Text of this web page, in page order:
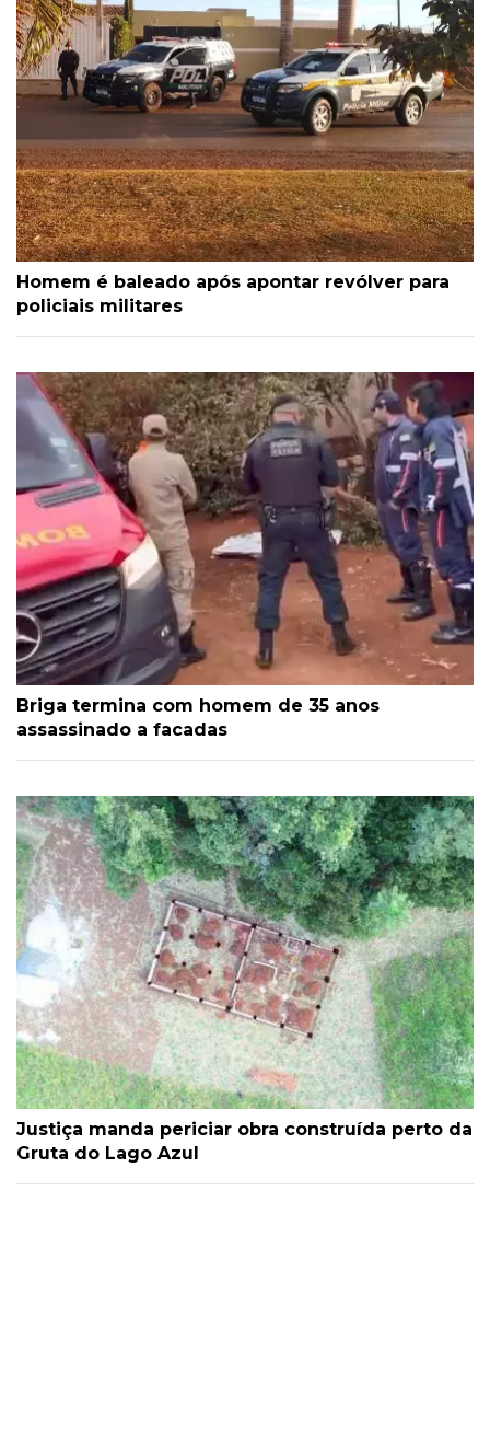
Homem é baleado após apontar revólver para
policiais militares
Briga termina com homem de 35 anos
assassinado a facadas
Justiça manda periciar obra construída perto da
Gruta do Lago Azul